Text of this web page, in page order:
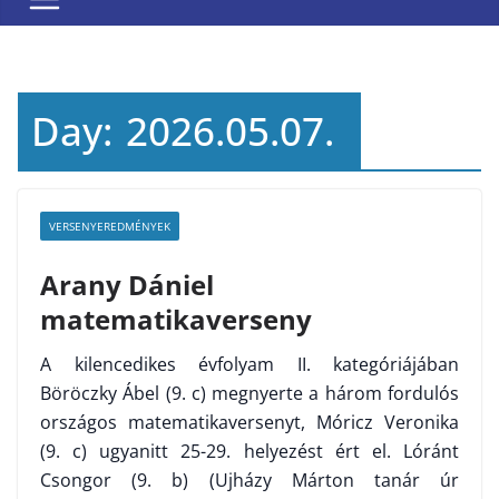
Day: 2026.05.07.
VERSENYEREDMÉNYEK
Arany Dániel
matematikaverseny
A kilencedikes évfolyam II. kategóriájában
Böröczky Ábel (9. c) megnyerte a három fordulós
országos matematikaversenyt, Móricz Veronika
(9. c) ugyanitt 25-29. helyezést ért el. Lóránt
Csongor (9. b) (Ujházy Márton tanár úr